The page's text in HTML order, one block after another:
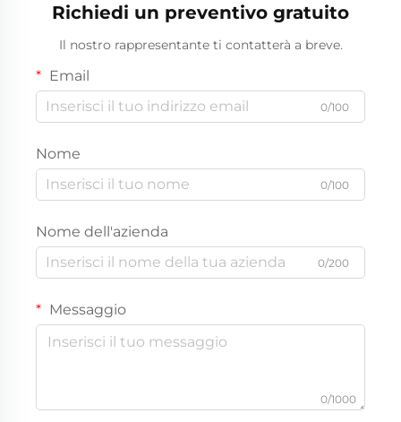
Richiedi un preventivo gratuito
Il nostro rappresentante ti contatterà a breve.
Email
0/100
Nome
0/100
Nome dell'azienda
0/200
Messaggio
0/1000